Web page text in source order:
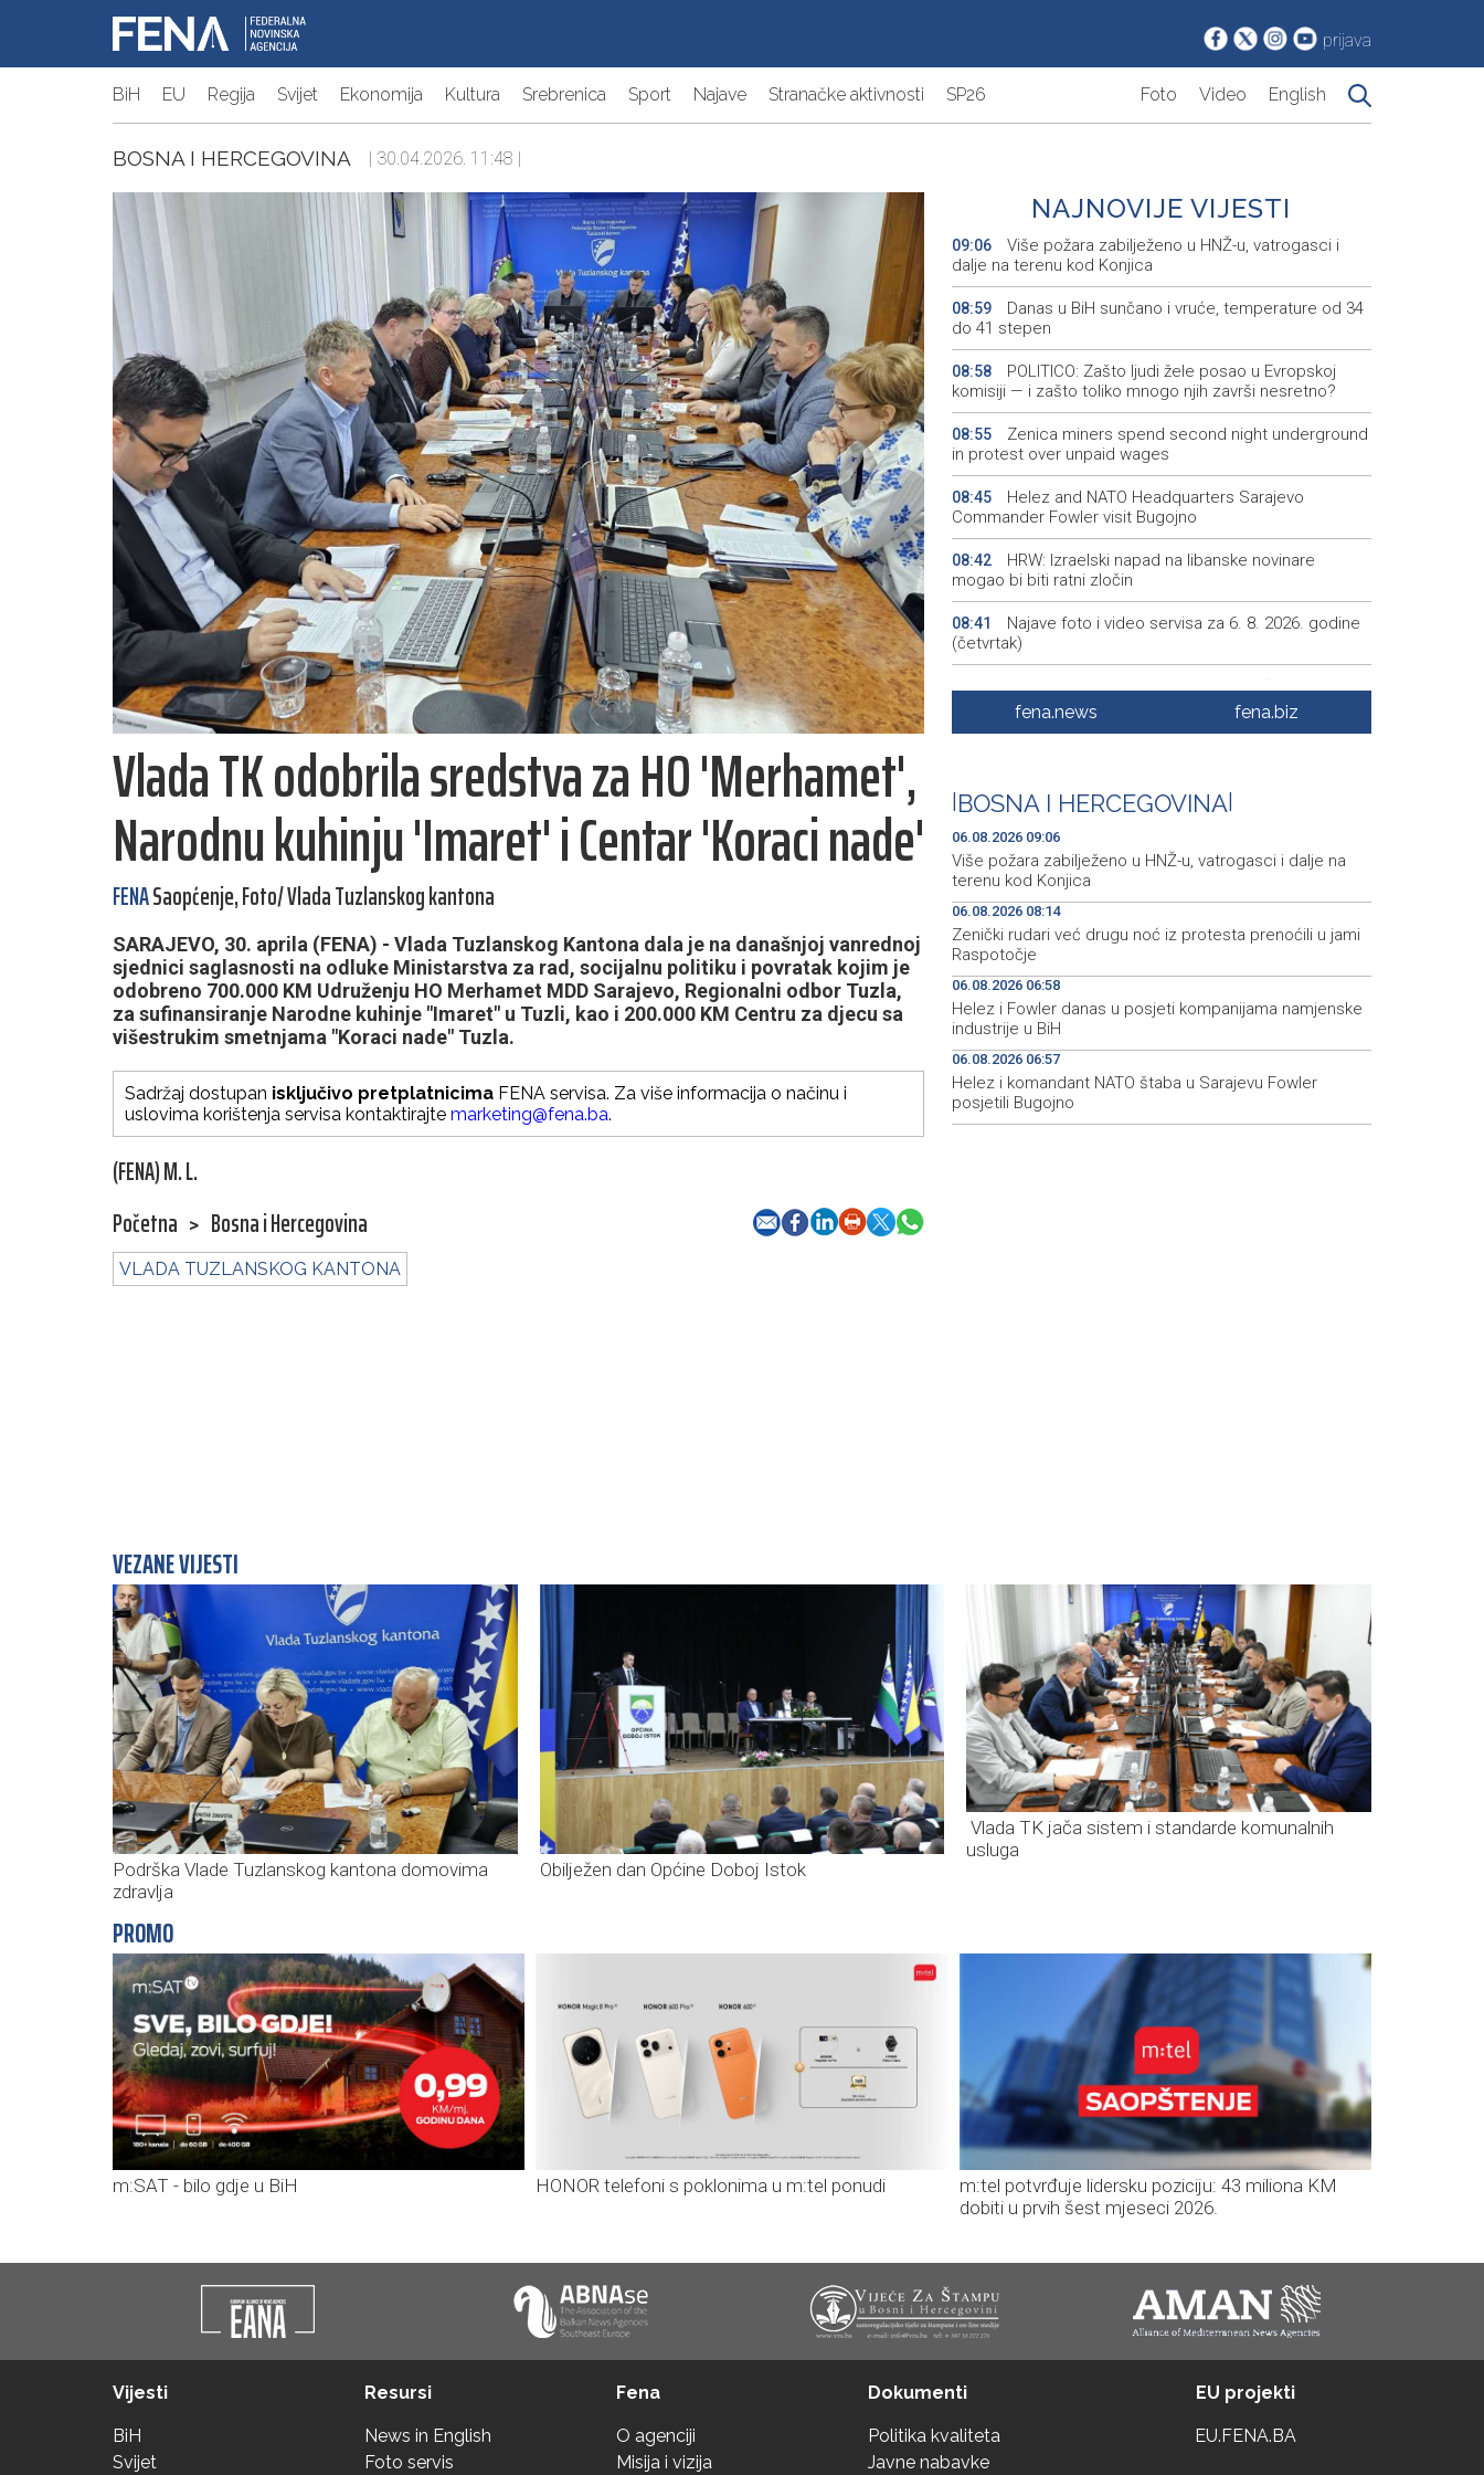
prijava
BiH EU Regija Svijet Ekonomija Kultura Srebrenica Sport Najave Stranačke aktivnosti SP26 Foto Video English
BOSNA I HERCEGOVINA | 30.04.2026. 11:48 |
Vlada TK odobrila sredstva za HO 'Merhamet',
Narodnu kuhinju 'Imaret' i Centar 'Koraci nade'
FENASaopćenje, Foto/ Vlada Tuzlanskog kantona
SARAJEVO, 30. aprila (FENA) - Vlada Tuzlanskog Kantona dala je na današnjoj vanrednoj
sjednici saglasnosti na odluke Ministarstva za rad, socijalnu politiku i povratak kojim je
odobreno 700.000 KM Udruženju HO Merhamet MDD Sarajevo, Regionalni odbor Tuzla,
za sufinansiranje Narodne kuhinje "Imaret" u Tuzli, kao i 200.000 KM Centru za djecu sa
višestrukim smetnjama "Koraci nade" Tuzla.
Sadržaj dostupan isključivo pretplatnicima FENA servisa. Za više informacija o načinu i
uslovima korištenja servisa kontaktirajte marketing@fena.ba.
(FENA) M. L.
Početna > Bosna i Hercegovina
VLADA TUZLANSKOG KANTONA
NAJNOVIJE VIJESTI
09:06
Više požara zabilježeno u HNŽ-u, vatrogasci i
dalje na terenu kod Konjica
08:59
Danas u BiH sunčano i vruće, temperature od 34
do 41 stepen
08:58
POLITICO: Zašto ljudi žele posao u Evropskoj
komisiji — i zašto toliko mnogo njih završi nesretno?
08:55
Zenica miners spend second night underground
in protest over unpaid wages
08:45
Helez and NATO Headquarters Sarajevo
Commander Fowler visit Bugojno
08:42
HRW: Izraelski napad na libanske novinare
mogao bi biti ratni zločin
08:41
Najave foto i video servisa za 6. 8. 2026. godine
(četvrtak)
Trump: Razgovori s Iranom 'idu prilično dobro'
Nizak vodostaj rijeke Rajne prijeti novim udarom
08:15
Izmjena najava događaja za četvrtak, 6. augusta
2026.godine
fena.news fena.biz
BOSNA I HERCEGOVINA
06.08.2026 09:06
Više požara zabilježeno u HNŽ-u, vatrogasci i dalje na
terenu kod Konjica
06.08.2026 08:14
Zenički rudari već drugu noć iz protesta prenoćili u jami
Raspotočje
06.08.2026 06:58
Helez i Fowler danas u posjeti kompanijama namjenske
industrije u BiH
06.08.2026 06:57
Helez i komandant NATO štaba u Sarajevu Fowler
posjetili Bugojno
VEZANE VIJESTI
Podrška Vlade Tuzlanskog kantona domovima
zdravlja
Obilježen dan Općine Doboj Istok
Vlada TK jača sistem i standarde komunalnih
usluga
PROMO
m:SAT - bilo gdje u BiH HONOR telefoni s poklonima u m:tel ponudi
m:tel potvrđuje lidersku poziciju: 43 miliona KM
dobiti u prvih šest mjeseci 2026.
Vijesti
BiH
Svijet
Resursi
News in English
Foto servis
Fena
O agenciji
Misija i vizija
Dokumenti
Politika kvaliteta
Javne nabavke
EU projekti
EU.FENA.BA